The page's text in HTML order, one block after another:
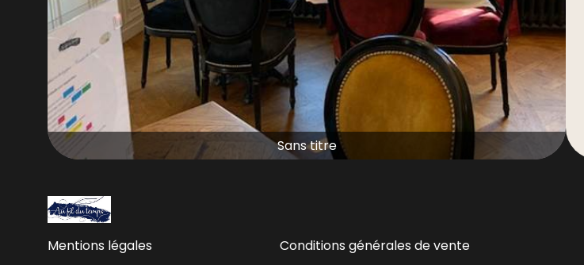
Sans titre
Mentions légales
Conditions générales de vente